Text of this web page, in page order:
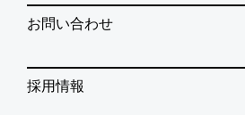
お問い合わせ
採用情報